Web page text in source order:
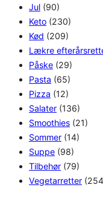
Jul (90)
Keto (230)
Kød (209)
Lækre
Påske (29)
Pasta (65)
Pizza (12)
Salater (136)
Smoothies (21)
Sommer (14)
Suppe (98)
Tilbehør (79)
Vegetarretter